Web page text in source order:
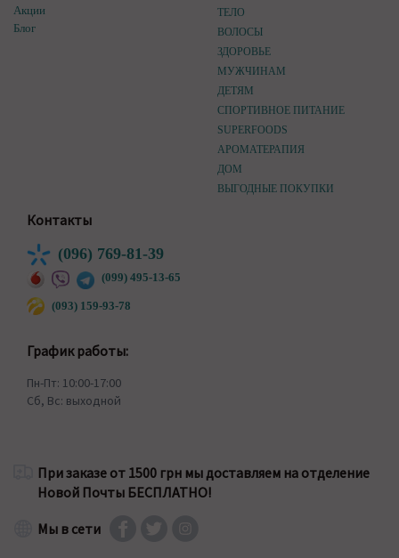
Акции
Блог
ТЕЛО
ВОЛОСЫ
ЗДОРОВЬЕ
МУЖЧИНАМ
ДЕТЯМ
СПОРТИВНОЕ ПИТАНИЕ
SUPERFOODS
АРОМАТЕРАПИЯ
ДОМ
ВЫГОДНЫЕ ПОКУПКИ
Контакты
(096) 769-81-39
(099) 495-13-65
(093) 159-93-78
График работы:
Пн-Пт: 10:00-17:00
Сб, Вс: выходной
При заказе от 1500 грн мы доставляем на отделение
Новой Почты БЕСПЛАТНО!
Мы в сети